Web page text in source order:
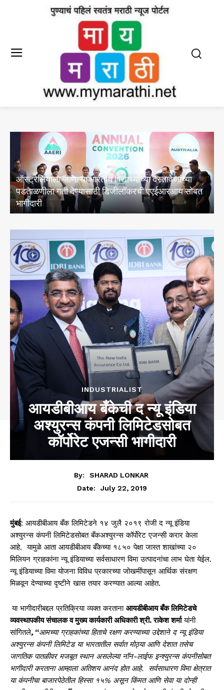
नाटक समाजाचा आरसा – प्रा. गणेश चंदनशिवे
INDUSTRIALIST
आयडीबीआय बँकेची द न्यू इंडिया
अश्युरन्स कंपनी लिमिटेडसोबत
कॉर्पोरेट एजन्सी भागीदारी
By:
SHARAD LONKAR
Date:
July 22, 2019
मुंबई: आयडीबीआय बँक लिमिटेडने १४ जुलै २०१९ रोजी द न्यू इंडिया
अश्युरन्स कंपनी लिमिटेडसोबत बँकअश्युरन्स कॉर्पोरेट एजन्सी करार केला
आहे. यामुळे आता आयडीबीआय बँकेच्या १८५० पेक्षा जास्त शाखांच्या २०
मिलियन ग्राहकांना न्यू इंडियाच्या सर्वसाधारण विमा उत्पादनांचा लाभ घेता येईल.
न्यू इंडियाच्या विमा योजना विविध प्रकारच्या जोखमींपासून आर्थिक संरक्षण
मिळवून देण्याच्या दृष्टीने खास तयार करण्यात आल्या आहेत.
या भागीदारीबद्दल प्रतिक्रिया व्यक्त करताना आयडीबीआय बँक लिमिटेडचे
व्यवस्थापकीय संचालक व मुख्य कार्यकारी अधिकारी श्री. राकेश शर्मायांनी
सांगितले, “आमच्या ग्राहकांच्या हिताचे रक्षण करण्याच्या उद्देशाने द न्यू इंडिया
अश्युरन्स कंपनी लिमिटेड या भारतातील सर्वात मोठ्या आणि देशात तसेच
जागतिक पातळीवर मजबूत स्थान असलेल्या नॉन-लाईफ इन्श्युरन्स कंपनीसोबत
भागीदारी करताना आम्हाला अतिशय आनंद होत आहे. सर्वसाधारण विमा क्षेत्रात
या कंपनीचा बाजारपेठेतील हिस्सा १५% असून किंमत आणि सेवा या दोन्ही